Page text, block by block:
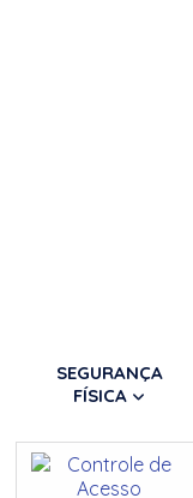
SEGURANÇA
FÍSICA